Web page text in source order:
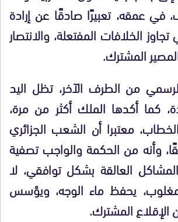
في عمقه، تعبيرًا صادقًا عن إرادة
الخلافات المفتعلة، والانتصار
المشترك.
من الطرف الآخر، تظل اليد
كما أكدها الملك أكثر من مرة،
معتبرا أن الشعب الجزائري
وأنه من الحكمة والواجب تصفية
العالقة بشكل توافقي، لا
يحفظ ماء الوجه، ويؤسس
المشترك.